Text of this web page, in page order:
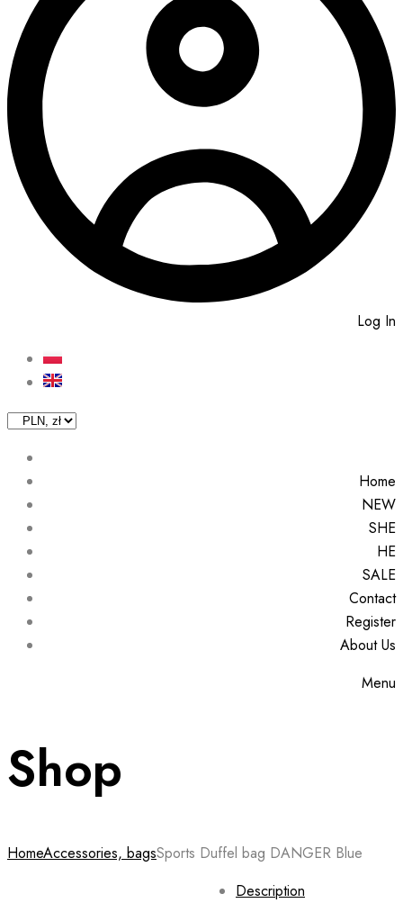
Log In
Home
NEW
SHE
HE
SALE
Contact
Register
About Us
Menu
Shop
HomeAccessories, bagsSports Duffel bag DANGER Blue
Description